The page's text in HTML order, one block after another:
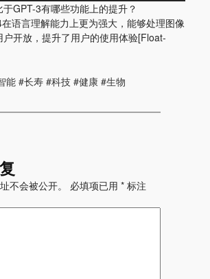
GPT-3有哪些功能上的提升？
语言理解能力上更为强大，能够处理图像
户开放，提升了用户的使用体验[Float-
能 #长寿 #科技 #健康 #生物
不会被公开。 必填项已用 *标注